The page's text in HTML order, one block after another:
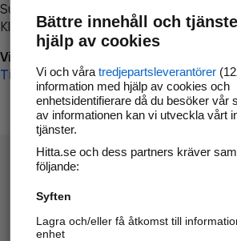
Surfa till
Klicka påTillbaka-knappen i webbläsaren
Vi beklagar besväret!
Till startsidan
Hitta.se - Gratis nummerupplysning.
Sök företag, personer och platser.
Bättre innehåll och
hjälp av cookies
Vi och våra tredjepartsleverantörer
information med hjälp av cookies och
enhetsidentifierare då du besöker vår
av informationen kan vi utveckla vårt
tjänster.
Hitta.se och dess partners kräver
följande:
Syften
Lagra och/eller få åtkomst till
enhet